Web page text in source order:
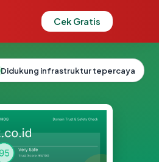
Cek Gratis
Didukung infrastruktur tepercaya